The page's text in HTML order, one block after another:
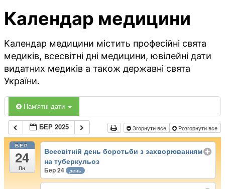
Календар медицини
Календар медицини містить професійні свята
медиків, всесвітні дні медицини, ювілейні дати
видатних медиків а також державні свята
України.
Пам'ятні дати
БЕР 2025 Згорнути все Розгорнути все
БЕР
24
Пн
Всесвітній день боротьби з захворюванням
на туберкульоз
Бер 24 день